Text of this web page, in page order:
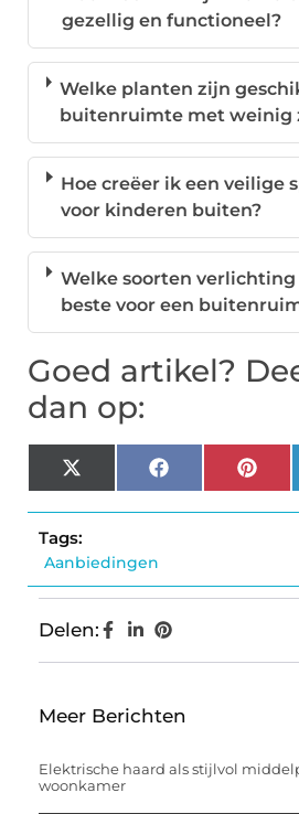
gezellig en functioneel?
Welke planten zijn
buitenruimte met weinig
Hoe creëer ik een veilige
voor kinderen buiten?
Welke soorten
beste voor een
Goed artikel?
dan op:
X
(Twitter)
Facebook
Tags:
Aanbiedingen
Delen:
Meer Berichten
Elektrische haard als stijlvol
woonkamer